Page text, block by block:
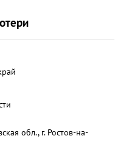
обл., г. Ростов-на-